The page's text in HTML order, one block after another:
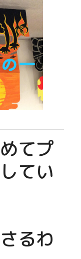
一
てプ
てい
るわ